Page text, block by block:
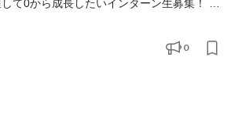
て0から成長したいインターン生募集！ ※今
定や評価基準を考える重要なお仕事。 ・美
0